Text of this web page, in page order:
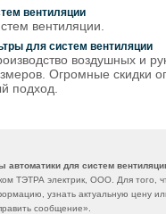
вентиляции
вентиляции.
для систем вентиляции
воздушных и
Огромные скидки
подход.
автоматики для систем
ТЭТРА электрик, ООО. Для того,
узнать актуальную цену
сообщение».